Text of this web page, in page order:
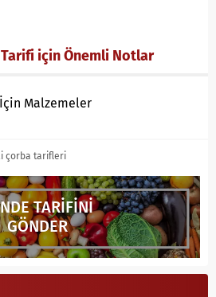
için Önemli Notlar
Malzemeler
çorba tarifleri
TARİFİNİ
GÖNDER